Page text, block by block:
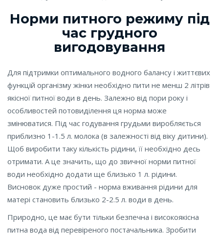
Норми питного режиму під
час грудного
вигодовування
Для підтримки оптимального водного балансу і життєвих
функцій організму жінки необхідно пити не менш 2 літрів
якісної питної води в день. Залежно від пори року і
особливостей потовиділення ця норма може
змінюватися. Під час годування грудьми виробляється
приблизно 1-1.5 л. молока (в залежності від віку дитини).
Щоб виробити таку кількість рідини, її необхідно десь
отримати. А це значить, що до звичної норми питної
води необхідно додати ще близько 1 л. рідини.
Висновок дуже простий - норма вживання рідини для
матері становить близько 2-2.5 л. води в день.
Природно, це має бути тільки безпечна і високоякісна
питна вода від перевіреного постачальника. Зробити